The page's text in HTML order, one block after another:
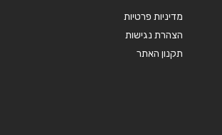
מדיניות פרטיות
הצהרת נגישות
תקנון האתר